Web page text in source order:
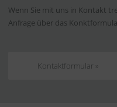
Wenn Sie mit uns in Kontakt
Anfrage über das
Kontaktformular »